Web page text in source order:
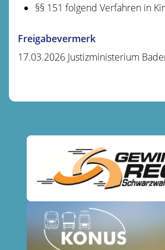
§§ 151 folgend Verfahren in
Freigabevermerk
17.03.2026 Justizministerium